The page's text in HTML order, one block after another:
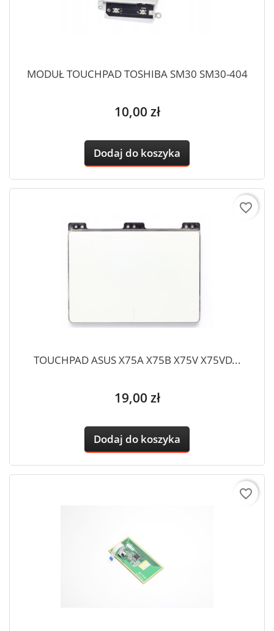
MODUŁ TOUCHPAD TOSHIBA SM30 SM30-404
Cena
10,00 zł
Dodaj do koszyka
TOUCHPAD ASUS X75A X75B X75V X75VD...
Cena
19,00 zł
Dodaj do koszyka
favorite_border
favorite_border